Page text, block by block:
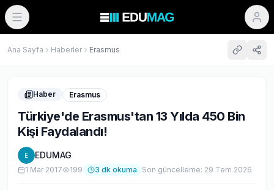
Ana Sayfa Haberler Erasmus
Haber Erasmus
Türkiye'de Erasmus'tan 13 Yılda 450 Bin
Kişi Faydalandı!
E EDUMAG
1 Mar 2017 199 3 dk okuma Son güncelleme: 29 Tem 2026